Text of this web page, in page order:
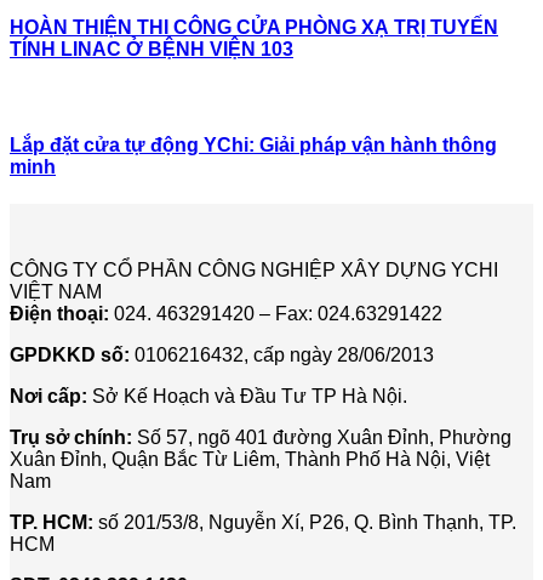
HOÀN THIỆN THI CÔNG CỬA PHÒNG XẠ TRỊ TUYẾN
TÍNH LINAC Ở BỆNH VIỆN 103
Lắp đặt cửa tự động YChi: Giải pháp vận hành thông
minh
CÔNG TY CỔ PHẦN CÔNG NGHIỆP XÂY DỰNG YCHI
VIỆT NAM
Điện thoại: 024. 463291420 – Fax: 024.63291422
GPDKKD số: 0106216432, cấp ngày 28/06/2013
Nơi cấp: Sở Kế Hoạch và Đầu Tư TP Hà Nội.
Trụ sở chính: Số 57, ngõ 401 đường Xuân Đỉnh, Phường
Xuân Đỉnh, Quận Bắc Từ Liêm, Thành Phố Hà Nội, Việt
Nam
TP. HCM: số 201/53/8, Nguyễn Xí, P26, Q. Bình Thạnh, TP.
HCM